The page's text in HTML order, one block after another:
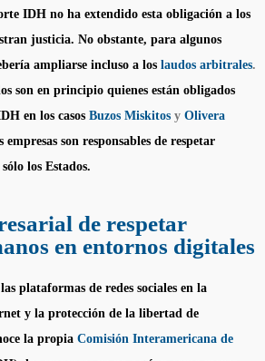
IDH no ha extendido esta obligación a los
justicia. No obstante, para algunos
ampliarse incluso a los laudos arbitrales.
son en principio quienes están obligados
en los casos Buzos Miskitos y Olivera
empresas son responsables de respetar
los Estados.
de respetar
en entornos digitales
plataformas de redes sociales en la
y la protección de la libertad de
la propia Comisión Interamericana de